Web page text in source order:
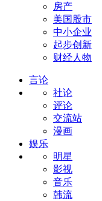
房产
美国股市
中小企业
起步创新
财经人物
言论
社论
评论
交流站
漫画
娱乐
明星
影视
音乐
韩流